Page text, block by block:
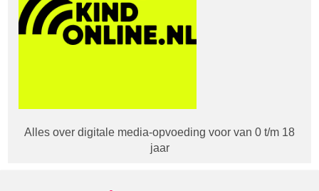
Alles over digitale media-opvoeding voor van 0 t/m 18
jaar